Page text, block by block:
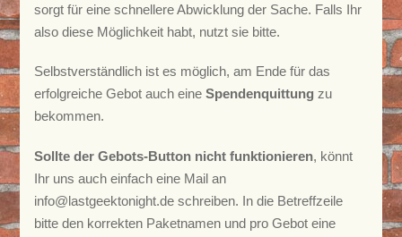
sorgt für eine schnellere Abwicklung der Sache. Falls Ihr
also diese Möglichkeit habt, nutzt sie bitte.
Selbstverständlich ist es möglich, am Ende für das
erfolgreiche Gebot auch eine Spendenquittung zu
bekommen.
Sollte der Gebots-Button nicht funktionieren, könnt
Ihr uns auch einfach eine Mail an
info@lastgeektonight.de schreiben. In die Betreffzeile
bitte den korrekten Paketnamen und pro Gebot eine